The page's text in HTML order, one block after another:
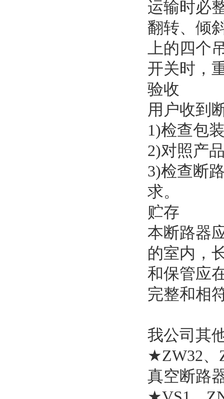
运输时必
翻转、倾
上的四个
开关时，
验收
用户收到
1)检查包
2)对照产
3)检查断
求。
贮存
本断路器
的室内，
和保管应
完整和相
我公司其
★ZW32、
真空断路